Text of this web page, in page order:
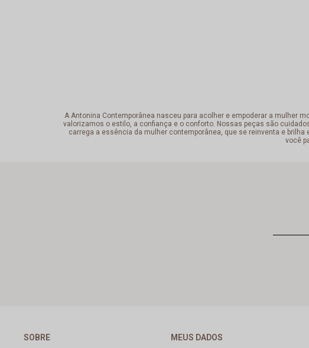
A Antonina Contemporânea nasceu para acolher e empoderar a mulher
valorizamos o estilo, a confiança e o conforto. Nossas peças são
carrega a essência da mulher contemporânea, que se reinventa e
você
SOBRE MEUS DADOS